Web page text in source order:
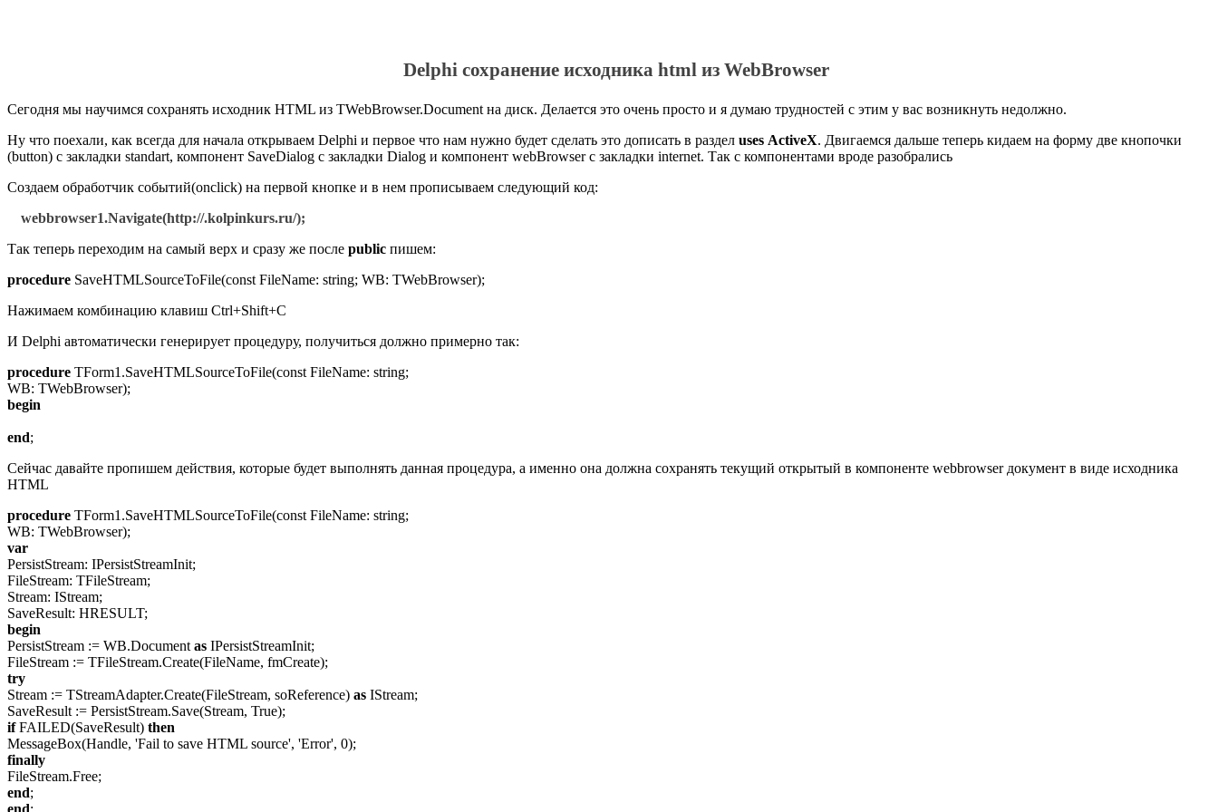
Delphiсохранение исходника htmlиз WebBrowser
Сегодня мы научимся сохранять исходник HTML из TWebBrowser.Document на диск. Делается это очень просто и я думаю трудностей с этим у вас возникнуть недолжно.
Ну что поехали, как всегда для начала открываем Delphi и первое что нам нужно будет сделать это дописать в раздел uses ActiveX. Двигаемся дальше теперь кидаем на форму две кнопочки
(button) с закладки standart, компонент SaveDialog с закладки Dialog и компонент webBrowserс закладки internet. Так с компонентами вроде разобрались
Создаем обработчик событий(onclick) на первой кнопке и в нем прописываем следующий код:
webbrowser1.Navigate(http://.kolpinkurs.ru/);
Так теперь переходим на самый верх и сразу же после public пишем:
procedure SaveHTMLSourceToFile(const FileName: string; WB: TWebBrowser);
Нажимаем комбинацию клавиш Ctrl+Shift+C
И Delphi автоматически генерирует процедуру, получиться должно примерно так:
procedure TForm1.SaveHTMLSourceToFile(const FileName: string;
WB: TWebBrowser);
begin
end;
Сейчас давайте пропишем действия, которые будет выполнять данная процедура, а именно она должна сохранять текущий открытый в компоненте webbrowserдокумент в виде исходника
HTML
procedure TForm1.SaveHTMLSourceToFile(const FileName: string;
WB: TWebBrowser);
var
PersistStream: IPersistStreamInit;
FileStream: TFileStream;
Stream: IStream;
SaveResult: HRESULT;
begin
PersistStream := WB.Document as IPersistStreamInit;
FileStream := TFileStream.Create(FileName, fmCreate);
try
Stream := TStreamAdapter.Create(FileStream, soReference) as IStream;
SaveResult := PersistStream.Save(Stream, True);
ifFAILED(SaveResult) then
MessageBox(Handle, 'Fail to save HTML source', 'Error', 0);
finally
FileStream.Free;
end;
end;